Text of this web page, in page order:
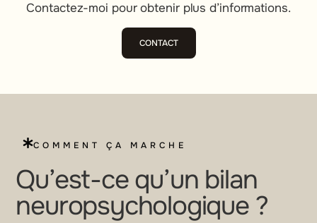
Contactez-moi pour obtenir plus d’informations.
CONTACT
COMMENT ÇA MARCHE
Qu’est-ce qu’un bilan
neuropsychologique ?